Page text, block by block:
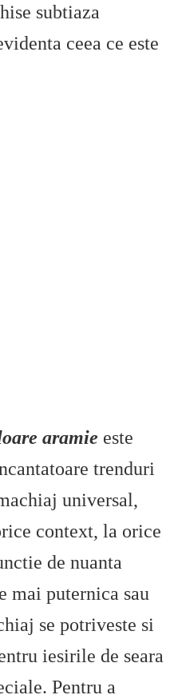
subtiaza
ceea ce este
aramie este
trenduri
universal,
context, la orice
de nuanta
mai puternica sau
se potriveste si
iesirile de seara
Pentru a